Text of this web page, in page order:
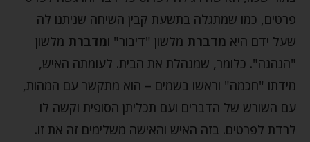
פרטים, כמו שמתגלה בתשעת קבין השיחה שניתנו לה
שעל ידם היא מדברת מלשון "דיבור" ומדברת מלשון
"הנהגה". כלומר, שמנהלת את הבית. לעומתה האיש,
מידתו "חכמה" וראשו בשמים – הוא מתקשר עם המהות,
עם השורש של הדברים ועם תכליתן הסופית וקשה לו
לרדת לפרטים. בזה האיש והאישה משלימים זה את זו.